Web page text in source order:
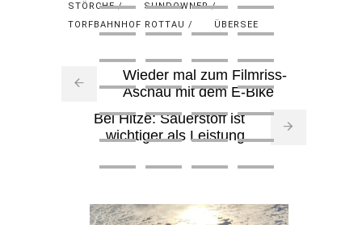
STÖRCHE
SUNDOWNER
TORFBAHNHOF ROTTAU
ÜBERSEE
Wieder mal zum Filmriss-
Aschau mit dem E-Bike
Bei Hitze: Sauerstoff ist
wichtiger als Leistung